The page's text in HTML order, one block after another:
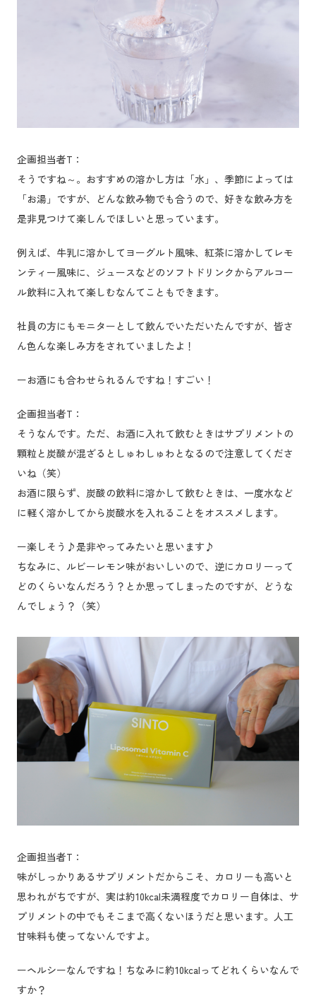
企画担当者T：
そうですね～。おすすめの溶かし方は「水」、季節によっては
「お湯」ですが、どんな飲み物でも合うので、好きな飲み方を
是非見つけて楽しんでほしいと思っています。
例えば、牛乳に溶かしてヨーグルト風味、紅茶に溶かしてレモ
ンティー風味に、ジュースなどのソフトドリンクからアルコー
ル飲料に入れて楽しむなんてこともできます。
社員の方にもモニターとして飲んでいただいたんですが、皆さ
ん色んな楽しみ方をされていましたよ！
ーお酒にも合わせられるんですね！すごい！
企画担当者T：
そうなんです。ただ、お酒に入れて飲むときはサプリメントの
顆粒と炭酸が混ざるとしゅわしゅわとなるので注意してくださ
いね（笑）
お酒に限らず、炭酸の飲料に溶かして飲むときは、一度水など
に軽く溶かしてから炭酸水を入れることをオススメします。
ー楽しそう♪是非やってみたいと思います♪
ちなみに、ルビーレモン味がおいしいので、逆にカロリーって
どのくらいなんだろう？とか思ってしまったのですが、どうな
んでしょう？（笑）
企画担当者T：
味がしっかりあるサプリメントだからこそ、カロリーも高いと
思われがちですが、実は約10kcal未満程度でカロリー自体は、サ
プリメントの中でもそこまで高くないほうだと思います。人工
甘味料も使ってないんですよ。
ーヘルシーなんですね！ちなみに約10kcalってどれくらいなんで
すか？